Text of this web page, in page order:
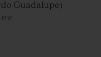
Guadalupe）
官